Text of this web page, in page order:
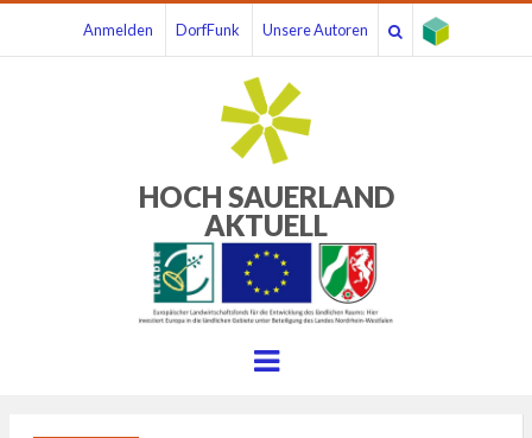
Anmelden DorfFunk Unsere Autoren
HOCH SAUERLAND
AKTUELL
Menu